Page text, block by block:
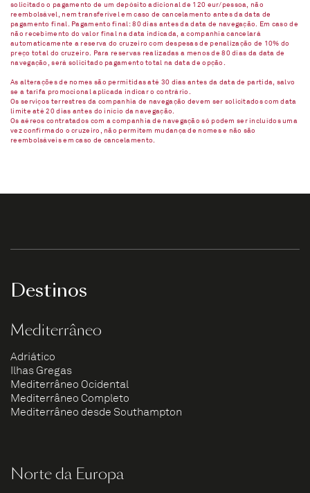
solicitado o pagamento de um depósito adicional de 120 eur/pessoa, não
reembolsável, nem transferível em caso de cancelamento antes da data de
pagamento final. Pagamento final: 80 dias antes da data de navegação. Em caso de
não recebimento do valor final na data indicada, a companhia cancelará
automaticamente a reserva do cruzeiro com despesas de penalização de 10% do
preço total do cruzeiro. Para reservas realizadas a menos de 80 dias da data de
navegação, será solicitado pagamento total na data de opção.
As alterações de nomes são permitidas até 30 dias antes da data de partida, salvo
se a tarifa promocional aplicada indicar o contrário.
Os serviços terrestres da companhia de navegação devem ser solicitados com data
limite até 20 dias antes do início da navegação.
Os aéreos contratados com a companhia de navegação só podem ser incluídos uma
vez confirmado o cruzeiro, não permitem mudança de nomes e não são
reembolsáveis em caso de cancelamento.​
Destinos
Mediterrâneo
Adriático
Ilhas Gregas
Mediterrâneo Ocidental
Mediterrâneo Completo
Mediterrâneo desde Southampton
Norte da Europa